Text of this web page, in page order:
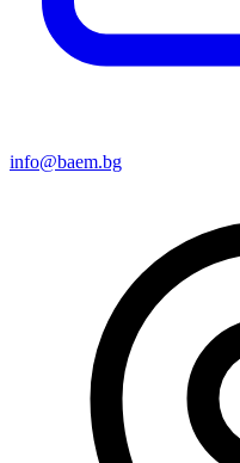
info@baem.bg